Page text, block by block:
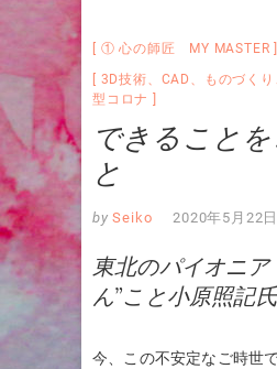
① 心の師匠 MY MASTER
3D技術
CAD ものづくり
型コロナ
できること
と
by Seiko 2020年5月22日
東北のパイオニ
ん”こと小原照記氏
今、この不安定なご時世